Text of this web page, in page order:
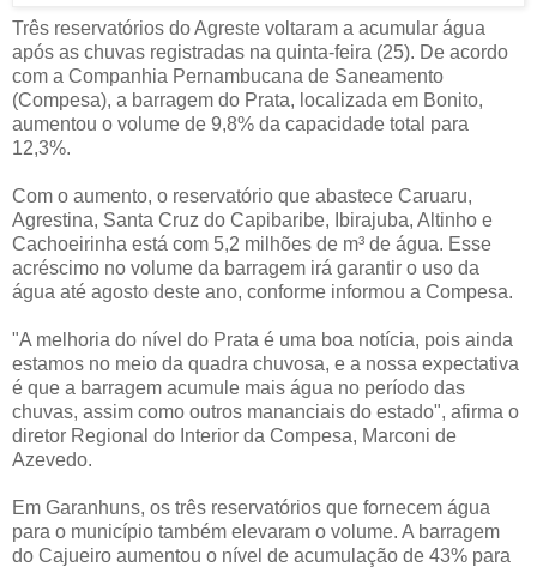
Três reservatórios do Agreste voltaram a acumular água
após as chuvas registradas na quinta-feira (25). De acordo
com a Companhia Pernambucana de Saneamento
(Compesa), a barragem do Prata, localizada em Bonito,
aumentou o volume de 9,8% da capacidade total para
12,3%.
Com o aumento, o reservatório que abastece Caruaru,
Agrestina, Santa Cruz do Capibaribe, Ibirajuba, Altinho e
Cachoeirinha está com 5,2 milhões de m³ de água. Esse
acréscimo no volume da barragem irá garantir o uso da
água até agosto deste ano, conforme informou a Compesa.
"A melhoria do nível do Prata é uma boa notícia, pois ainda
estamos no meio da quadra chuvosa, e a nossa expectativa
é que a barragem acumule mais água no período das
chuvas, assim como outros mananciais do estado", afirma o
diretor Regional do Interior da Compesa, Marconi de
Azevedo.
Em Garanhuns, os três reservatórios que fornecem água
para o município também elevaram o volume. A barragem
do Cajueiro aumentou o nível de acumulação de 43% para